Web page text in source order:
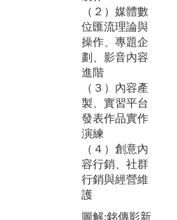
（２）媒體數
位匯流理論與
操作、專題企
劃、影音內容
進階
（３）內容產
製、實習平台
發表作品實作
演練
（４）創意內
容行銷、社群
行銷與經營維
護
圖解:銘傳影新